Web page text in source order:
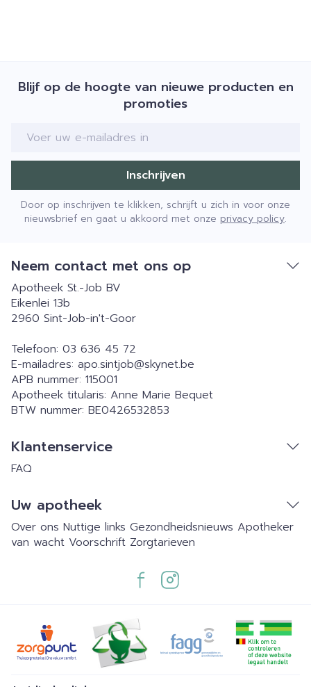
Blijf op de hoogte van nieuwe producten en
promoties
E-mail adres
Inschrijven
Door op inschrijven te klikken, schrijft u zich in voor onze
nieuwsbrief en gaat u akkoord met onze privacy policy.
Neem contact met ons op
Apotheek St.-Job BV
Eikenlei 13b
2960 Sint-Job-in't-Goor
Telefoon: 03 636 45 72
E-mailadres: apo.sintjob@skynet.be
APB nummer: 115001
Apotheek titularis: Anne Marie Bequet
BTW nummer: BE0426532853
Klantenservice
FAQ
Uw apotheek
Over ons Nuttige links Gezondheidsnieuws Apotheker
van wacht Voorschrift Zorgtarieven